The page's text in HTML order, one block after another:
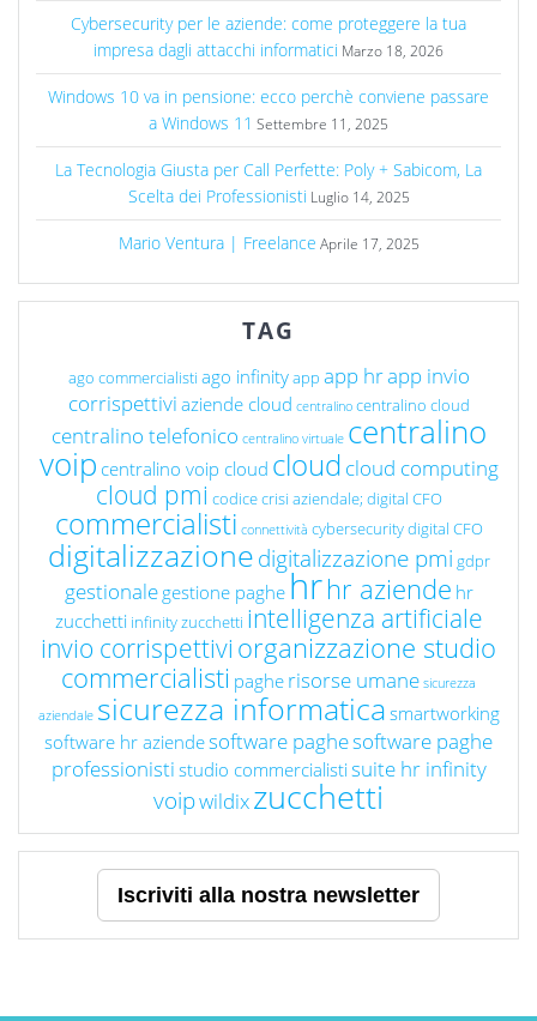
Cybersecurity per le aziende: come proteggere la tua
impresa dagli attacchi informatici Marzo 18, 2026
Windows 10 va in pensione: ecco perchè conviene passare
a Windows 11 Settembre 11, 2025
La Tecnologia Giusta per Call Perfette: Poly + Sabicom, La
Scelta dei Professionisti Luglio 14, 2025
Mario Ventura | Freelance Aprile 17, 2025
TAG
ago commercialisti ago infinityapp app hrapp invio
corrispettivi aziende cloud centralino centralino cloud
centralino telefonico centralino virtuale centralino
voip centralino voip cloud cloud cloud computing
cloud pmi codice crisi aziendale; digital CFO
commercialisti connettività cybersecuritydigital CFO
digitalizzazionedigitalizzazione pmi gdpr
gestionale gestione paghe hrhr aziende hr
zucchetti infinity zucchetti intelligenza artificiale
invio corrispettivi organizzazione studio
commercialisti paghe risorse umane sicurezza
aziendale sicurezza informatica smartworking
software hr aziendesoftware paghesoftware paghe
professionisti studio commercialisti suite hr infinity
voipwildixzucchetti
Iscriviti alla nostra newsletter